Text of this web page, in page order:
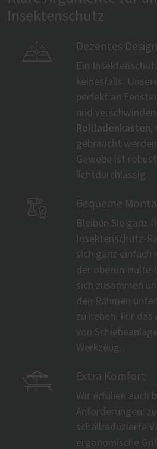
Insektenschutz
 Dezentes Design
Ein
keinesfalls:
perfekt an
und
Rollladenkasten,
gebraucht
Gewebe ist
lichtdurchlässig.
 Bequeme
Bleiben Sie ganz
Insektenschutz-
sich ganz einfach
der oberen
sich zusammen
den Rahmen
zu heben. Für das
von
Werkzeug.
 Extra Komfort
Wir erfüllen auch
Anforderungen:
schallreduzierte
ergonomische